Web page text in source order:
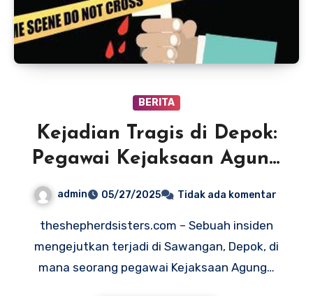
BERITA
Kejadian Tragis di Depok:
Pegawai Kejaksaan Agung
Jadi Korban Kekerasan
admin 05/27/2025 Tidak ada komentar
theshepherdsisters.com – Sebuah insiden
mengejutkan terjadi di Sawangan, Depok, di
mana seorang pegawai Kejaksaan Agung…